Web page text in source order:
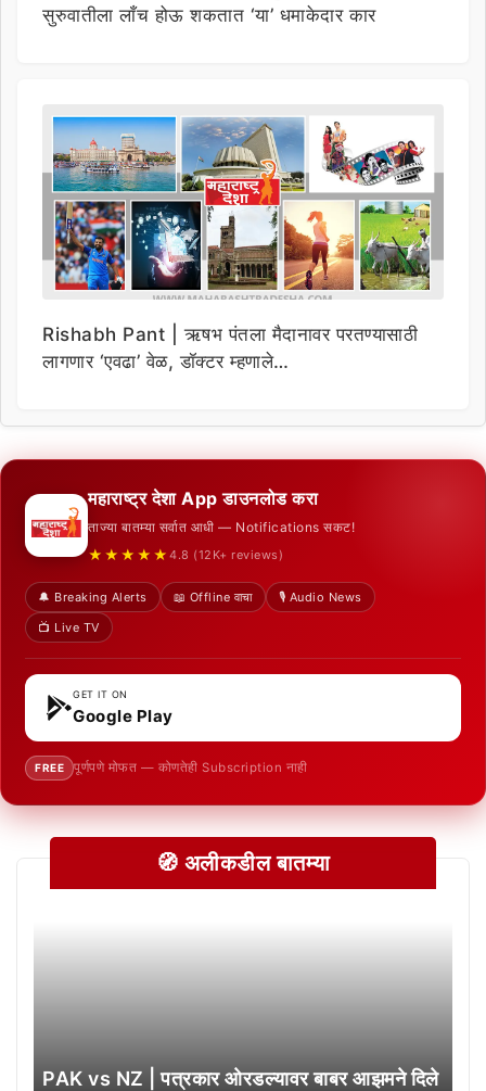
सुरुवातीला लाँच होऊ शकतात ‘या’ धमाकेदार कार
Rishabh Pant | ऋषभ पंतला मैदानावर परतण्यासाठी
लागणार ‘एवढा’ वेळ, डॉक्टर म्हणाले…
महाराष्ट्र देशा App डाउनलोड करा
ताज्या बातम्या सर्वात आधी — Notifications सकट!
★★★★★ 4.8 (12K+ reviews)
🔔 Breaking Alerts 📖 Offline वाचा
🎙️ Audio News
📺 Live TV
GET IT ON
Google Play
FREE पूर्णपणे मोफत — कोणतेही Subscription नाही
🧭 अलीकडील बातम्या
PAK vs NZ | पत्रकार ओरडल्यावर बाबर आझमने दिले